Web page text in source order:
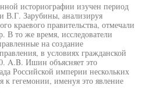
историографии изучен период
Зарубины, анализируя
краевого правительства, отмечали
В то же время, исследователи
на создание
в условиях гражданской
A.B. Ишин объясняет это
Российской империи нескольких
к гегемонии, именуя это явление